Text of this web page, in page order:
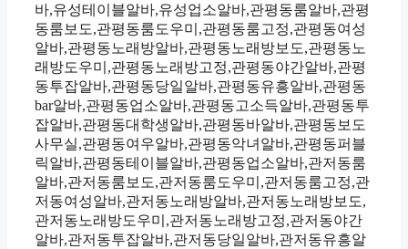
바,유성테이블알바,유성업소알바,관평동룸알바,관평
동룸보도,관평동룸도우미,관평동룸고정,관평동여성
알바,관평동노래방알바,관평동노래방보도,관평동노
래방도우미,관평동노래방고정,관평동야간알바,관평
동투잡알바,관평동당일알바,관평동유흥알바,관평동
bar알바,관평동업소알바,관평동고소득알바,관평동투
잡알바,관평동대학생알바,관평동바알바,관평동보도
사무실,관평동여우알바,관평동악녀알바,관평동퍼블
릭알바,관평동테이블알바,관평동업소알바,관저동룸
알바,관저동룸보도,관저동룸도우미,관저동룸고정,관
저동여성알바,관저동노래방알바,관저동노래방보도,
관저동노래방도우미,관저동노래방고정,관저동야간
알바,관저동투잡알바,관저동당일알바,관저동유흥알